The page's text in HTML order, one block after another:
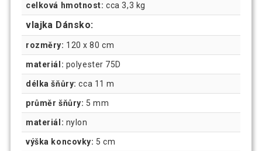
celková hmotnost: cca 3,3 kg
vlajka Dánsko:
rozměry: 120 x 80 cm
materiál: polyester 75D
délka šňůry: cca 11 m
průměr šňůry: 5 mm
materiál: nylon
výška koncovky: 5 cm